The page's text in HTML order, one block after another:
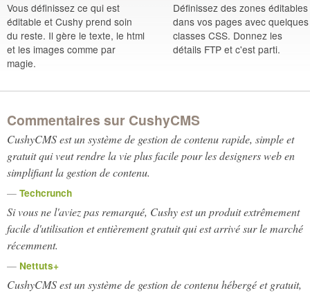
Vous définissez ce qui est
éditable et Cushy prend soin
du reste. Il gère le texte, le html
et les images comme par
magie.
Définissez des zones éditables
dans vos pages avec quelques
classes CSS. Donnez les
détails FTP et c'est parti.
Commentaires sur CushyCMS
CushyCMS est un système de gestion de contenu rapide, simple et
gratuit qui veut rendre la vie plus facile pour les designers web en
simplifiant la gestion de contenu.
— Techcrunch
Si vous ne l'aviez pas remarqué, Cushy est un produitextrêmement
facile d'utilisation et entièrement gratuit qui est arrivé sur le marché
récemment.
— Nettuts+
CushyCMS est un système de gestion de contenu hébergé et gratuit,